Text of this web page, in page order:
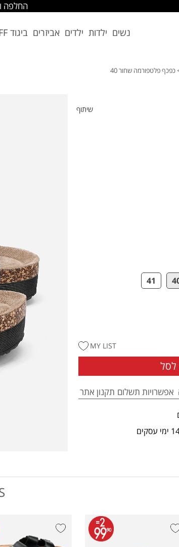
החלפה
נשים ילדות ילדים אביזרים ביגוד ONOFF
כפכף פלטפורמה שחור 40
שיתוף
41
לסל
MY LIST
אפשרויות תשלום תקנון אתר